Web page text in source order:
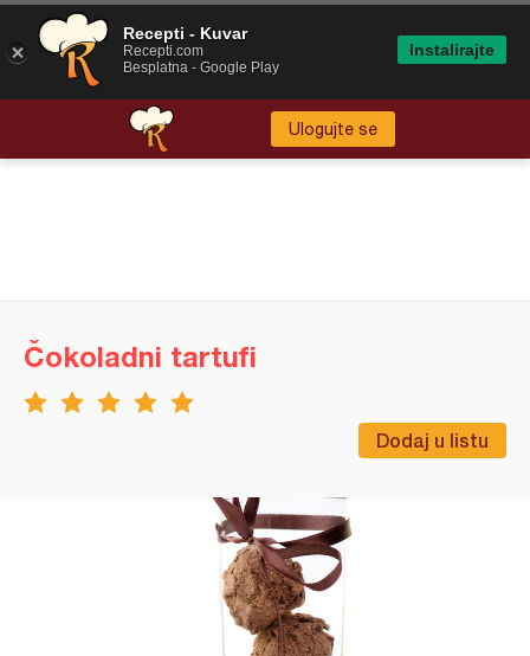
Ulogujte se
Dodaj u listu
Čokoladni tartufi
Recepti - Kuvar
Recepti.com
Besplatna - Google Play
Instalirajte